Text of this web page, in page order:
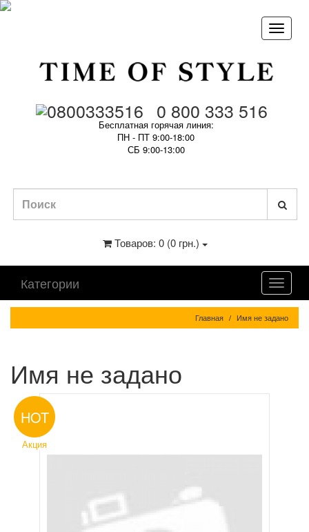
0 800 333 516
Бесплатная горячая линия:
ПН - ПТ 9:00-18:00
СБ 9:00-13:00
Товаров: 0 (0 грн.)
Категории
Главная Имя не задано
Имя не задано
HOT
Акция